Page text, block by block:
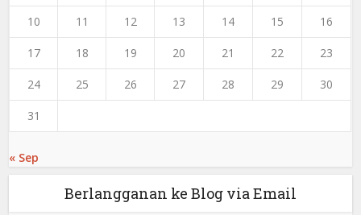
10 11 12 13 14 15 16
17 18 19 20 21 22 23
24 25 26 27 28 29 30
31
« Sep
Berlangganan ke Blog via Email